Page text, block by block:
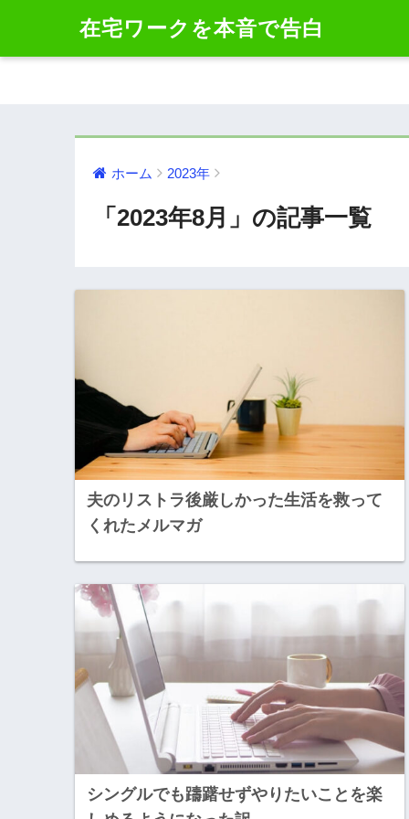
在宅ワークを本音で告白
ホーム 2023年
「2023年8月」の記事一覧
夫のリストラ後厳しかった生活を救って
くれたメルマガ
シングルでも躊躇せずやりたいことを楽